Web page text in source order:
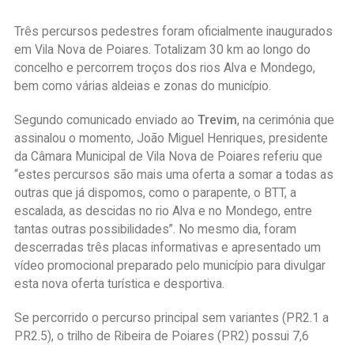
Três percursos pedestres foram oficialmente inaugurados
em Vila Nova de Poiares. Totalizam 30 km ao longo do
concelho e percorrem troços dos rios Alva e Mondego,
bem como várias aldeias e zonas do município.
Segundo comunicado enviado ao Trevim, na cerimónia que
assinalou o momento, João Miguel Henriques, presidente
da Câmara Municipal de Vila Nova de Poiares referiu que
“estes percursos são mais uma oferta a somar a todas as
outras que já dispomos, como o parapente, o BTT, a
escalada, as descidas no rio Alva e no Mondego, entre
tantas outras possibilidades”. No mesmo dia, foram
descerradas três placas informativas e apresentado um
vídeo promocional preparado pelo município para divulgar
esta nova oferta turística e desportiva.
Se percorrido o percurso principal sem variantes (PR2.1 a
PR2.5), o trilho de Ribeira de Poiares (PR2) possui 7,6